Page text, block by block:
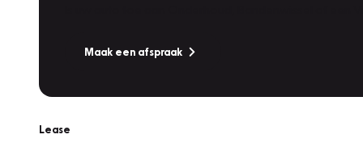
Maak een afspraak
Lease